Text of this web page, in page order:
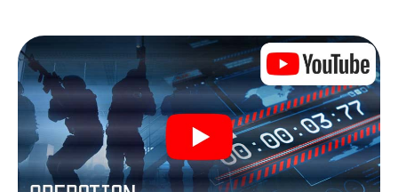
und vor allem: Vertrauen Sie niemandem!
Anders als in einem klassischen Escape Room in Kangasala
sind Sie also nicht in ein Zimmer eingesperrt, aus dem Sie
sich in einem vorgegebenen Zeitfenster befreien
müssen. Diese Smartphone Schnitzeljagd erklärt ganz
Kangasala zu Ihrem persönlichen Spielfeld! Die technische
Voraussetzung für Ihr Agentenabenteuer in Kangasala: Ein
Smartphone mit Zugang ins mobile Internet. Per Klick